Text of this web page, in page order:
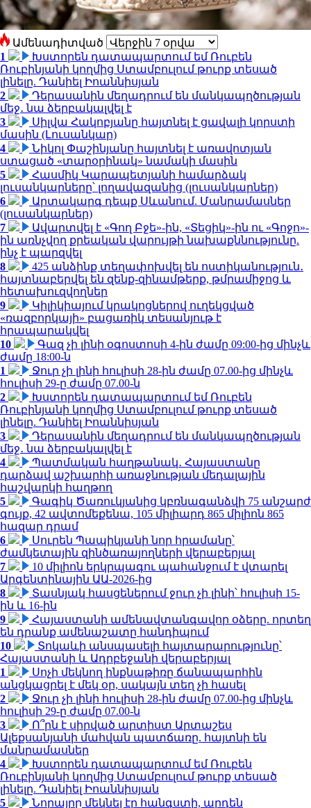
Ամենադիտված
1
Խստորեն դատապարտում եմ Ռուբեն
Ռուբինյանի կողմից Ստամբուլում թուրք տեսած
լինելը. Դանիել Իոաննիսյան
2
Դերասանին մեղադրում են մանկապղծության
մեջ․ նա ձերբակալվել է
3
Սիլվա Հակոբյանը հայտնել է ցավալի կորստի
մասին (Լուսանկար)
4
Նիկոլ Փաշինյանը հայտնել է առավոտյան
ստացած «տարօրինակ» նամակի մասին
5
Հասմիկ Կարապետյանի համարձակ
լուսանկարները՝ լողավազանից (լուսանկարներ)
6
Արտակարգ դեպք Սևանում. Մանրամասներ
(լուսանկարներ)
7
Ավարտվել է «Գող Բջե»-ին, «Տեցիկ»-ին ու «Գոջո»-
ին առնչվող քրեական վարույթի նախաքննությունը.
ինչ է պարզվել
8
425 անձինք տեղափոխվել են ոստիկանություն․
հայտնաբերվել են զենք-զինամթերք, թմրամիջոց և
հետախուզվողներ
9
Կիլիկիայում կրակոցներով ուղեկցված
«ռազբորկայի» բացառիկ տեսանյութ է
հրապարակվել
10
Գազ չի լինի օգոստոսի 4-ին ժամը 09:00-ից մինչև
ժամը 18:00-ն
1
Ջուր չի լինի հուլիսի 28-ին ժամը 07.00-ից մինչև
հուլիսի 29-ը ժամը 07.00-ն
2
Խստորեն դատապարտում եմ Ռուբեն
Ռուբինյանի կողմից Ստամբուլում թուրք տեսած
լինելը. Դանիել Իոաննիսյան
3
Դերասանին մեղադրում են մանկապղծության
մեջ․ նա ձերբակալվել է
4
Պատմական հաղթանակ․ Հայաստանը
դարձավ աշխարհի առաջնության մեդալային
հաշվարկի հաղթող
5
Գագիկ Ծառուկյանից կբռնագանձվի 75 անշարժ
գույք, 42 ավտոմեքենա, 105 միլիարդ 865 միլիոն 865
հազար դրամ
6
Սուրեն Պապիկյանի նոր հրամանը՝
ժամկետային զինծառայողների վերաբերյալ
7
10 միլիոն երկրպագու պահանջում է վտարել
Արգենտինային ԱԱ-2026-ից
8
Տասնյակ հասցեներում ջուր չի լինի՝ հուլիսի 15-
ին և 16-ին
9
Հայաստանի ամենավտանգավոր օձերը. որտեղ
են դրանք ամենաշատը հանդիպում
10
Տոկաևի անսպասելի հայտարարությունը՝
Հայաստանի և Ադրբեջանի վերաբերյալ
1
Սոչի մեկնող ինքնաթիռը ճանապարհին
անցկացրել է մեկ օր, սակայն տեղ չի հասել
2
Ջուր չի լինի հուլիսի 28-ին ժամը 07.00-ից մինչև
հուլիսի 29-ը ժամը 07.00-ն
3
Ո՞րն է սիրված արտիստ Արտաշես
Ալեքսանյանի մահվան պատճառը. հայտնի են
մանրամասներ
4
Խստորեն դատապարտում եմ Ռուբեն
Ռուբինյանի կողմից Ստամբուլում թուրք տեսած
լինելը. Դանիել Իոաննիսյան
5
Նորայրը մեկնել էր հանգստի, արդեն